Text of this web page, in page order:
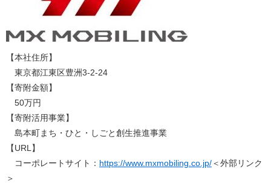
【本社住所】
東京都江東区豊洲3-2-24
【寄附金額】
50万円
【寄附活用事業】
島本町まち・ひと・しごと創生推進事業​
​【URL】
コーポレートサイト： https://www.mxmobiling.co.jp/＜外部リンク
＞